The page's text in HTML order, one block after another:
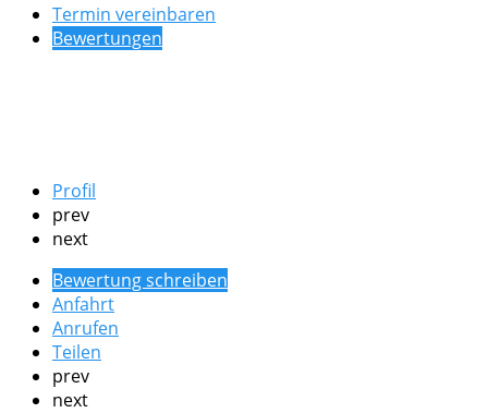
Termin vereinbaren
Bewertungen
Profil
prev
next
Bewertung schreiben
Anfahrt
Anrufen
Teilen
prev
next